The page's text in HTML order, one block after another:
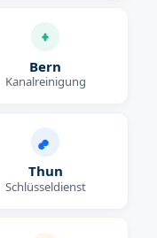
Bern
Kanalreinigung
Thun
Schlüsseldienst